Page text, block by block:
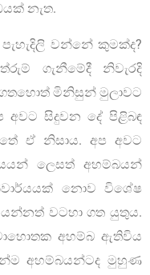
නැත.
වන්නේ කුමක්ද?
ගැනීමේදී නිවැරදි
මිනිසුන් මුලාවට
අවට සිදුවන දේ පිළිබඳ
ඒ නිසාය. අප අවට
ලෙසත් අහම්බයන්
නොව විශේෂ
වටහා ගත යුතුය.
අහම්බ ඇතිවිය
අහම්බයන්ටද මුහුණ